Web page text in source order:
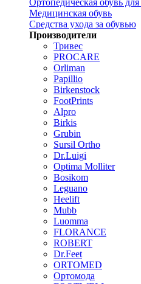
Ортопедическая обувь
Медицинская обувь
Средства ухода за обувью
Производители
Тривес
PROCARE
Orliman
Papillio
Birkenstock
FootPrints
Alpro
Birkis
Grubin
Sursil Ortho
Dr.Luigi
Optima Molliter
Bosikom
Leguano
Heelift
Mubb
Luomma
FLORANCE
ROBERT
Dr.Feet
ORTOMED
Ортомода